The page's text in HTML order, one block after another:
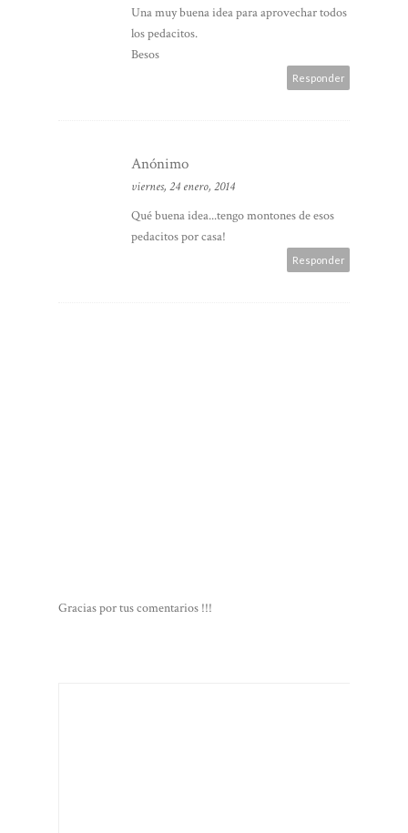
Una muy buena idea para aprovechar todos
los pedacitos.
Besos
Responder
Anónimo
viernes, 24 enero, 2014
Qué buena idea...tengo montones de esos
pedacitos por casa!
Responder
Gracias por tus comentarios !!!